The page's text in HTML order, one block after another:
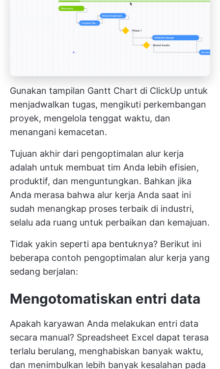
Gunakan tampilan Gantt Chart di ClickUp untuk
menjadwalkan tugas, mengikuti perkembangan
proyek, mengelola tenggat waktu, dan
menangani kemacetan.
Tujuan akhir dari pengoptimalan alur kerja
adalah untuk membuat tim Anda lebih efisien,
produktif, dan menguntungkan. Bahkan jika
Anda merasa bahwa alur kerja Anda saat ini
sudah menangkap proses terbaik di industri,
selalu ada ruang untuk perbaikan dan kemajuan.
Tidak yakin seperti apa bentuknya? Berikut ini
beberapa contoh pengoptimalan alur kerja yang
sedang berjalan:
Mengotomatiskan entri data
Apakah karyawan Anda melakukan entri data
secara manual? Spreadsheet Excel dapat terasa
terlalu berulang, menghabiskan banyak waktu,
dan menimbulkan lebih banyak kesalahan pada